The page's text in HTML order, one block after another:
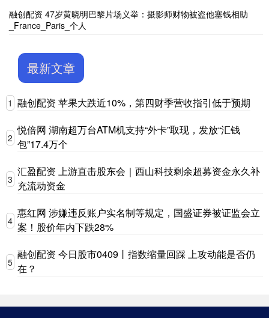
融创配资 47岁黄晓明巴黎片场义举：摄影师财物被盗他塞钱相助
_France_Paris_个人
最新文章
1 融创配资 苹果大跌近10%，第四财季营收指引低于预期
2
悦倍网 湖南超万台ATM机支持“外卡”取现，发放“汇钱
包”17.4万个
3
汇盈配资 上游直击股东会｜西山科技剩余超募资金永久补
充流动资金
4
惠红网 涉嫌违反账户实名制等规定，国盛证券被证监会立
案！股价年内下跌28%
5
融创配资 今日股市0409丨指数缩量回踩 上攻动能是否仍
在？